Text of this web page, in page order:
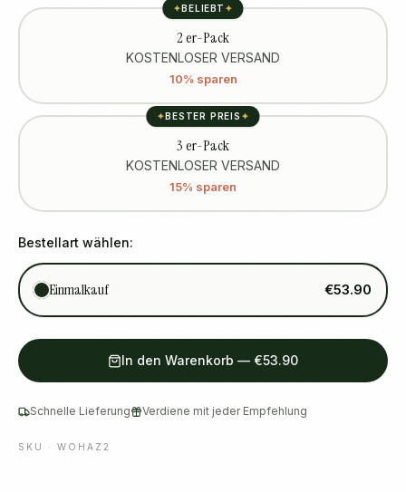
✦BELIEBT ✦
2 er-Pack
KOSTENLOSER VERSAND
10% sparen
✦BESTER PREIS ✦
3 er-Pack
KOSTENLOSER VERSAND
15% sparen
Bestellart wählen:
Einmalkauf €53.90
In den Warenkorb — €53.90
Schnelle Lieferung Verdiene mit jeder Empfehlung
SKU · WOHAZ2